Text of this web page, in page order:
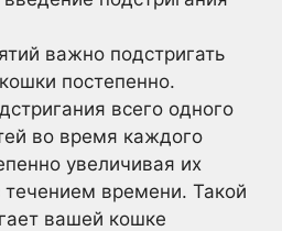
важно подстригать
постепенно.
всего одного
во время каждого
увеличивая их
течением времени. Такой
вашей кошке